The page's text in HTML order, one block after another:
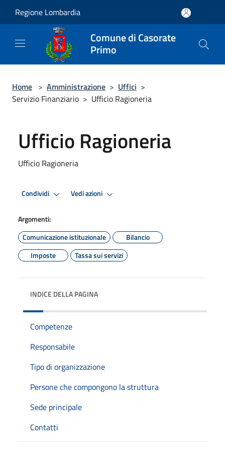
Regione Lombardia
Comune di Casorate
Primo
Home > Amministrazione > Uffici >
Servizio Finanziario > Ufficio Ragioneria
Ufficio Ragioneria
Ufficio Ragioneria
Condividi Vedi azioni
Argomenti:
Comunicazione istituzionale
Bilancio
Imposte
Tassa sui servizi
INDICE DELLA PAGINA
Competenze
Responsabile
Tipo di organizzazione
Persone che compongono la struttura
Sede principale
Contatti